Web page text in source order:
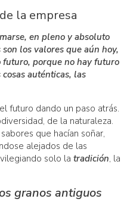
la empresa
en pleno y absoluto
los valores que aún hoy,
porque no hay futuro
auténticas, las
futuro dando un paso atrás.
de la naturaleza.
que hacían soñar,
alejados de las
solo la tradición, la
granos antiguos